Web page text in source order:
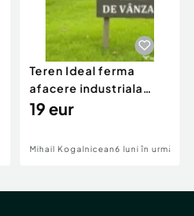
Teren Ideal ferma
afacere industriala
deschidere 71 ml la
19 eur
Mihail Kogalniceanu6 luni în urmă